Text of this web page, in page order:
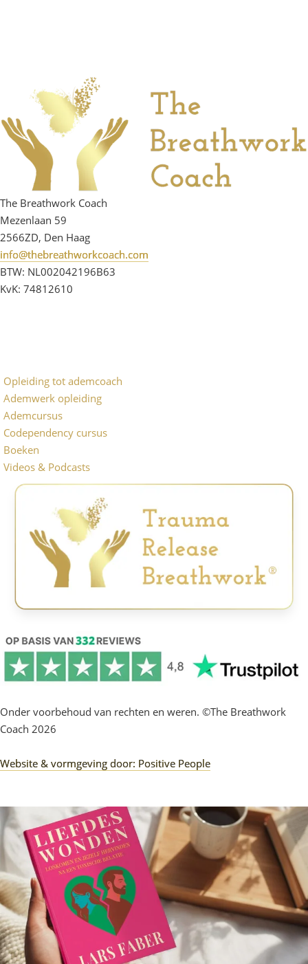
The Breathwork Coach
Mezenlaan 59
2566ZD, Den Haag
info@thebreathworkcoach.com
BTW: NL002042196B63
KvK: 74812610
Opleiding tot ademcoach
Ademwerk opleiding
Ademcursus
Codependency cursus
Boeken
Videos & Podcasts
Onder voorbehoud van rechten en weren. ©The Breathwork
Coach 2026
Website & vormgeving door: Positive People